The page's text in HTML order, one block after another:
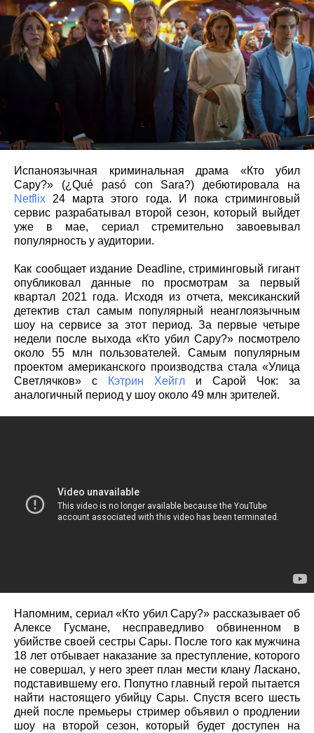
Испаноязычная криминальная драма «Кто убил
Сару?» (¿Qué pasó con Sara?) дебютировала на
Netflix 24 марта этого года. И пока стриминговый
сервис разрабатывал второй сезон, который выйдет
уже в мае, сериал стремительно завоевывал
популярность у аудитории.
Как сообщает издание Deadline, стриминговый гигант
опубликовал данные по просмотрам за первый
квартал 2021 года. Исходя из отчета, мексиканский
детектив стал самым популярный неанглоязычным
шоу на сервисе за этот период. За первые четыре
недели после выхода «Кто убил Сару?» посмотрело
около 55 млн пользователей. Самым популярным
проектом американского производства стала «Улица
Светлячков» с
Кэтрин Хейгл и Сарой Чок: за
аналогичный период у шоу около 49 млн зрителей.
Напомним, сериал «Кто убил Сару?» рассказывает об
Алексе Гусмане, несправедливо обвиненном в
убийстве своей сестры Сары. После того как мужчина
18 лет отбывает наказание за преступление, которого
не совершал, у него зреет план мести клану Ласкано,
подставившему его. Попутно главный герой пытается
найти настоящего убийцу Сары. Спустя всего шесть
дней после премьеры стример объявил о продлении
шоу на второй сезон, который будет доступен на